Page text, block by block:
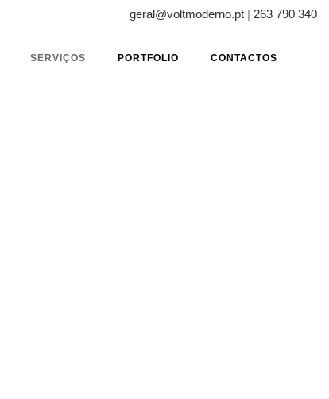
geral@voltmoderno.pt | 263 790 340
SERVIÇOS PORTFOLIO CONTACTOS